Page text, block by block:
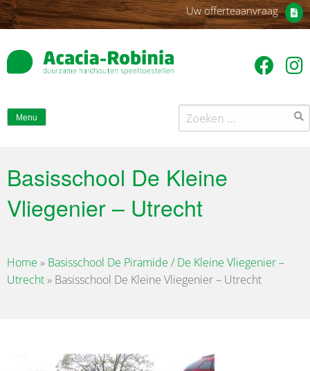
Uw offerteaanvraag
Menu
Zoeken
naar:
Basisschool De Kleine
Vliegenier – Utrecht
Home » Basisschool De Piramide / De Kleine Vliegenier –
Utrecht» Basisschool De Kleine Vliegenier – Utrecht